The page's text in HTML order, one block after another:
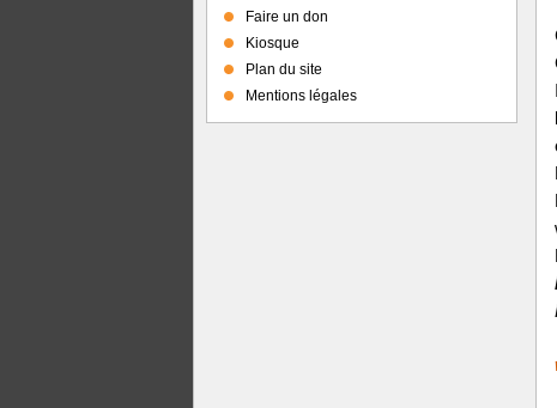
Faire un don
Kiosque
Plan du site
Mentions légales